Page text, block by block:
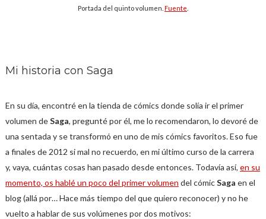
Portada del quinto volumen. Fuente
Mi historia con Saga
En su día, encontré en la tienda de cómics donde solía ir el primer
volumen deSaga, pregunté por él, me lo recomendaron, lo devoré de
una sentada y se transformó en uno de mis cómics favoritos. Eso fue
a finales de 2012 si mal no recuerdo, en mi último curso de la carrera
y, vaya, cuántas cosas han pasado desde entonces. Todavía así, en su
momento, os hablé un poco del primer volumen del cómicSaga en el
blog (allá por… Hace más tiempo del que quiero reconocer) y no he
vuelto a hablar de sus volúmenes por dos motivos: